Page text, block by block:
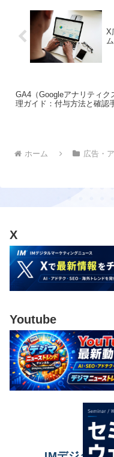
X
GA4（Googleアナリティク
理ガイド：付与方法と確認
ホーム 広告・
X
Youtube